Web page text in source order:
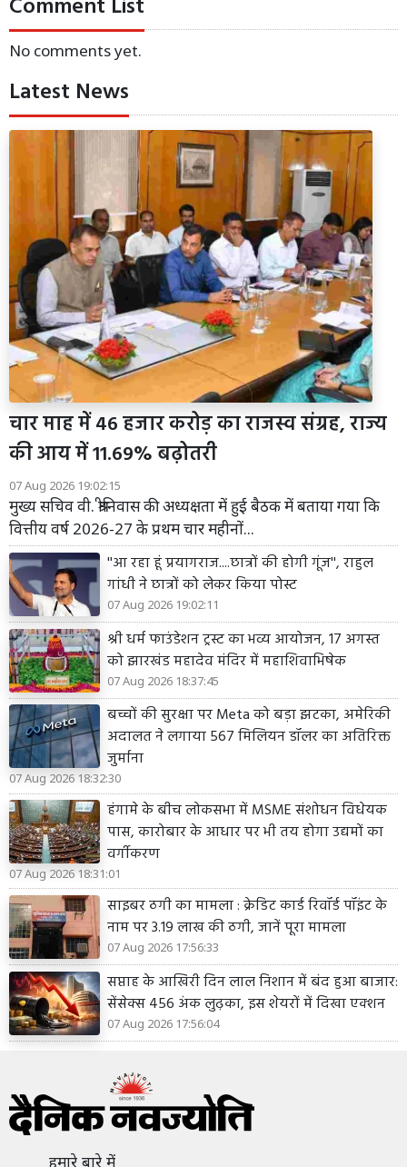
No comments yet.
Latest News
चार माह में 46 हजार करोड़ का राजस्व संग्रह, राज्य
की आय में 11.69% बढ़ोतरी
07 Aug 2026 19:02:15
मुख्य सचिव वी. श्रीनिवास की अध्यक्षता में हुई बैठक में बताया गया कि
वित्तीय वर्ष 2026-27 के प्रथम चार महीनों...
''आ रहा हूं प्रयागराज....छात्रों की होगी गूंज'', राहुल
गांधी ने छात्रों को लेकर किया पोस्ट
07 Aug 2026 19:02:11
श्री धर्म फाउंडेशन ट्रस्ट का भव्य आयोजन, 17 अगस्त
को झारखंड महादेव मंदिर में महाशिवाभिषेक
07 Aug 2026 18:37:45
बच्चों की सुरक्षा पर Meta को बड़ा झटका, अमेरिकी
अदालत ने लगाया 567 मिलियन डॉलर का अतिरिक्त
जुर्माना
07 Aug 2026 18:32:30
हंगामे के बीच लोकसभा में MSME संशोधन विधेयक
पास, कारोबार के आधार पर भी तय होगा उद्यमों का
वर्गीकरण
07 Aug 2026 18:31:01
साइबर ठगी का मामला : क्रेडिट कार्ड रिवॉर्ड पॉइंट के
नाम पर 3.19 लाख की ठगी, जानें पूरा मामला
07 Aug 2026 17:56:33
सप्ताह के आखिरी दिन लाल निशान में बंद हुआ बाजार:
सेंसेक्स 456 अंक लुढ़का, इस शेयरों में दिखा एक्शन
07 Aug 2026 17:56:04
हमारे बारे में